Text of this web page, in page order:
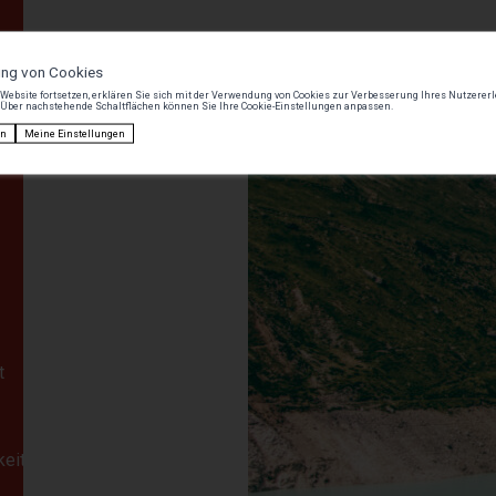
von Cookies
fortsetzen, erklären Sie sich mit der Verwendung von Cookies zur Verbesserung Ihres
nachstehende Schaltflächen können Sie Ihre Cookie-Einstellungen anpassen.
Meine Einstellungen